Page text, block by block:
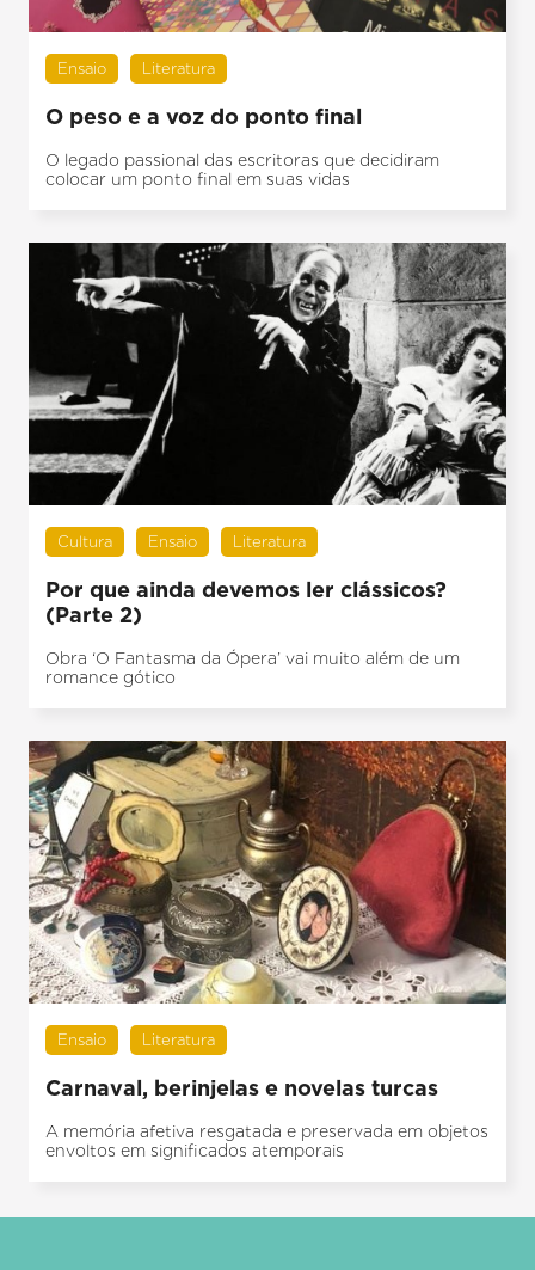
Ensaio Literatura
O peso e a voz do ponto final
O legado passional das escritoras que decidiram
colocar um ponto final em suas vidas
Cultura Ensaio Literatura
Por que ainda devemos ler clássicos?
(Parte 2)
Obra ‘O Fantasma da Ópera’ vai muito além de um
romance gótico
Ensaio Literatura
Carnaval, berinjelas e novelas turcas
A memória afetiva resgatada e preservada em objetos
envoltos em significados atemporais